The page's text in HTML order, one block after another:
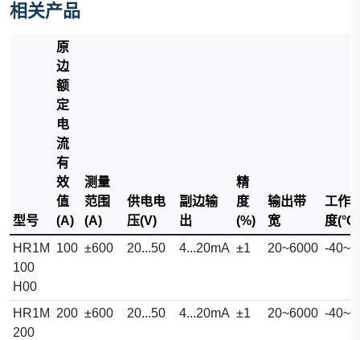
相关产品
型号
原
边
额
定
电
流
有
效
值
(A)
测量
范围
(A)
供电电
压(V)
副边输
出
精
度
(%)
输出带
宽
工作
度(°C)
HR1M
100
H00
100 ±600 20...50 4...20mA ±1 20~6000 -
HR1M
200
200 ±600 20...50 4...20mA ±1 20~6000 -